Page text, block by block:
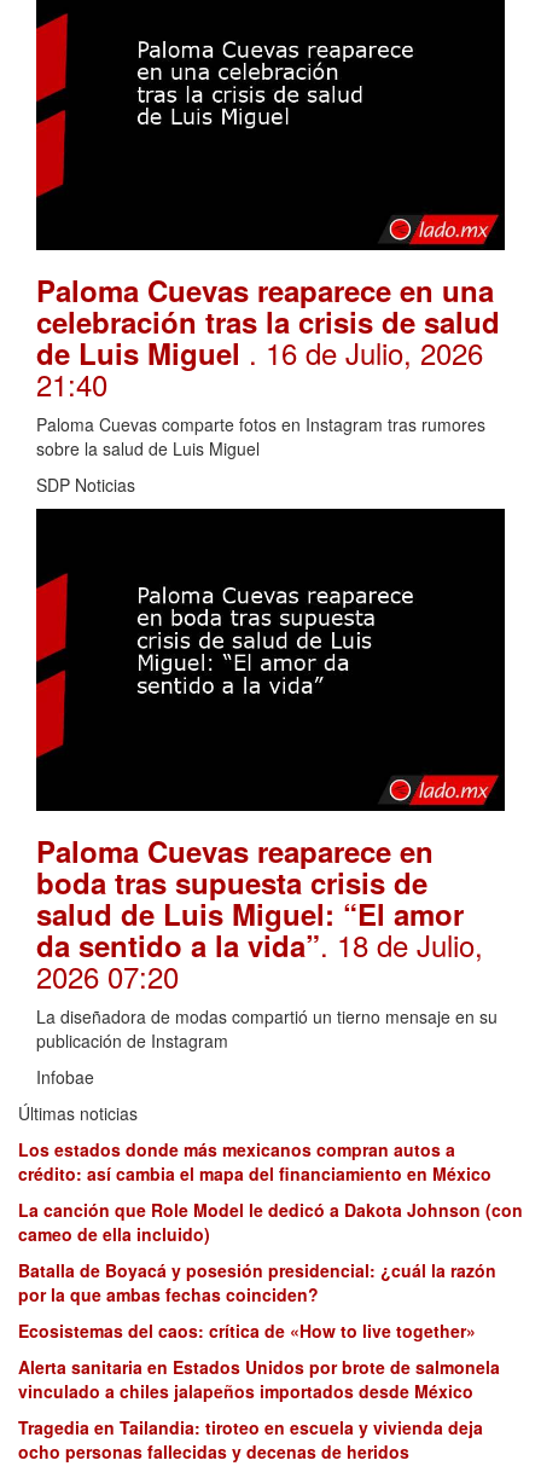
Paloma Cuevas reaparece en una
celebración tras la crisis de salud
de Luis Miguel . 16 de Julio, 2026
21:40
Paloma Cuevas comparte fotos en Instagram tras rumores
sobre la salud de Luis Miguel
SDP Noticias
Paloma Cuevas reaparece en
boda tras supuesta crisis de
salud de Luis Miguel: “El amor
da sentido a la vida”. 18 de Julio,
2026 07:20
La diseñadora de modas compartió un tierno mensaje en su
publicación de Instagram
Infobae
Últimas noticias
Los estados donde más mexicanos compran autos a
crédito: así cambia el mapa del financiamiento en México
La canción que Role Model le dedicó a Dakota Johnson (con
cameo de ella incluido)
Batalla de Boyacá y posesión presidencial: ¿cuál la razón
por la que ambas fechas coinciden?
Ecosistemas del caos: crítica de «How to live together»
Alerta sanitaria en Estados Unidos por brote de salmonela
vinculado a chiles jalapeños importados desde México
Tragedia en Tailandia: tiroteo en escuela y vivienda deja
ocho personas fallecidas y decenas de heridos